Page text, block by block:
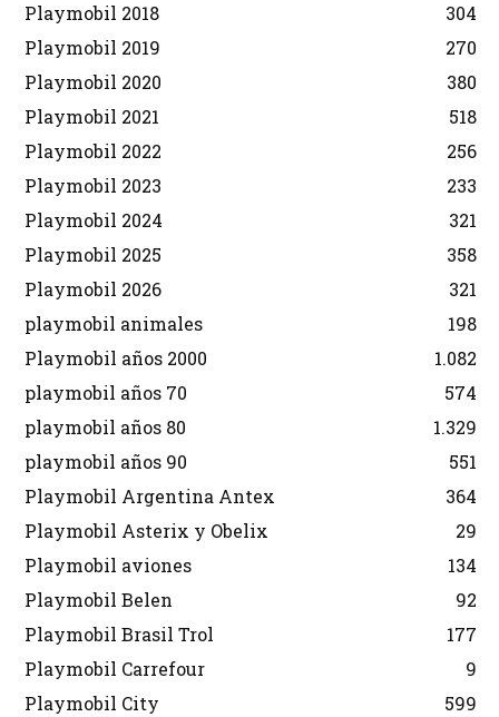
Playmobil 2018
304
Playmobil 2019
270
Playmobil 2020
380
Playmobil 2021
518
Playmobil 2022
256
Playmobil 2023
233
Playmobil 2024
321
Playmobil 2025
358
Playmobil 2026
321
playmobil animales
198
Playmobil años 2000
1.082
playmobil años 70
574
playmobil años 80
1.329
playmobil años 90
551
Playmobil Argentina Antex
364
Playmobil Asterix y Obelix
29
Playmobil aviones
134
Playmobil Belen
92
Playmobil Brasil Trol
177
Playmobil Carrefour
9
Playmobil City
599